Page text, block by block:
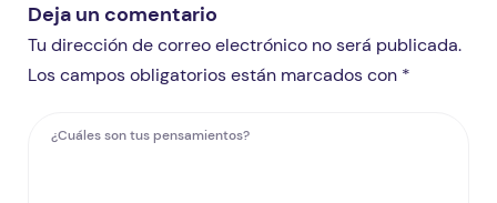
Deja un comentario
Tu dirección de correo electrónico no será publicada.
Los campos obligatorios están marcados con *